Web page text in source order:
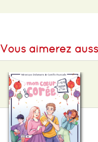
Vous aimerez